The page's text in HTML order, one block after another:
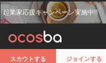
起業家応援キャンペーン実施中!!
スカウトする ジョインする